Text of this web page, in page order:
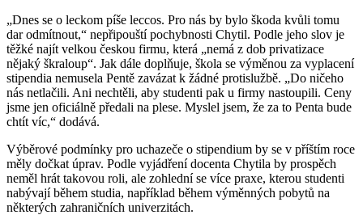
„Dnes se o leckom píše leccos. Pro nás by bylo škoda kvůli tomu
dar odmítnout,“ nepřipouští pochybnosti Chytil. Podle jeho slov je
těžké najít velkou českou firmu, která „nemá z dob privatizace
nějaký škraloup“. Jak dále doplňuje, škola se výměnou za vyplacení
stipendia nemusela Pentě zavázat k žádné protislužbě. „Do ničeho
nás netlačili. Ani nechtěli, aby studenti pak u firmy nastoupili. Ceny
jsme jen oficiálně předali na plese. Myslel jsem, že za to Penta bude
chtít víc,“ dodává.
Výběrové podmínky pro uchazeče o stipendium by se v příštím roce
měly dočkat úprav. Podle vyjádření docenta Chytila by prospěch
neměl hrát takovou roli, ale zohlední se více praxe, kterou studenti
nabývají během studia, například během výměnných pobytů na
některých zahraničních univerzitách.